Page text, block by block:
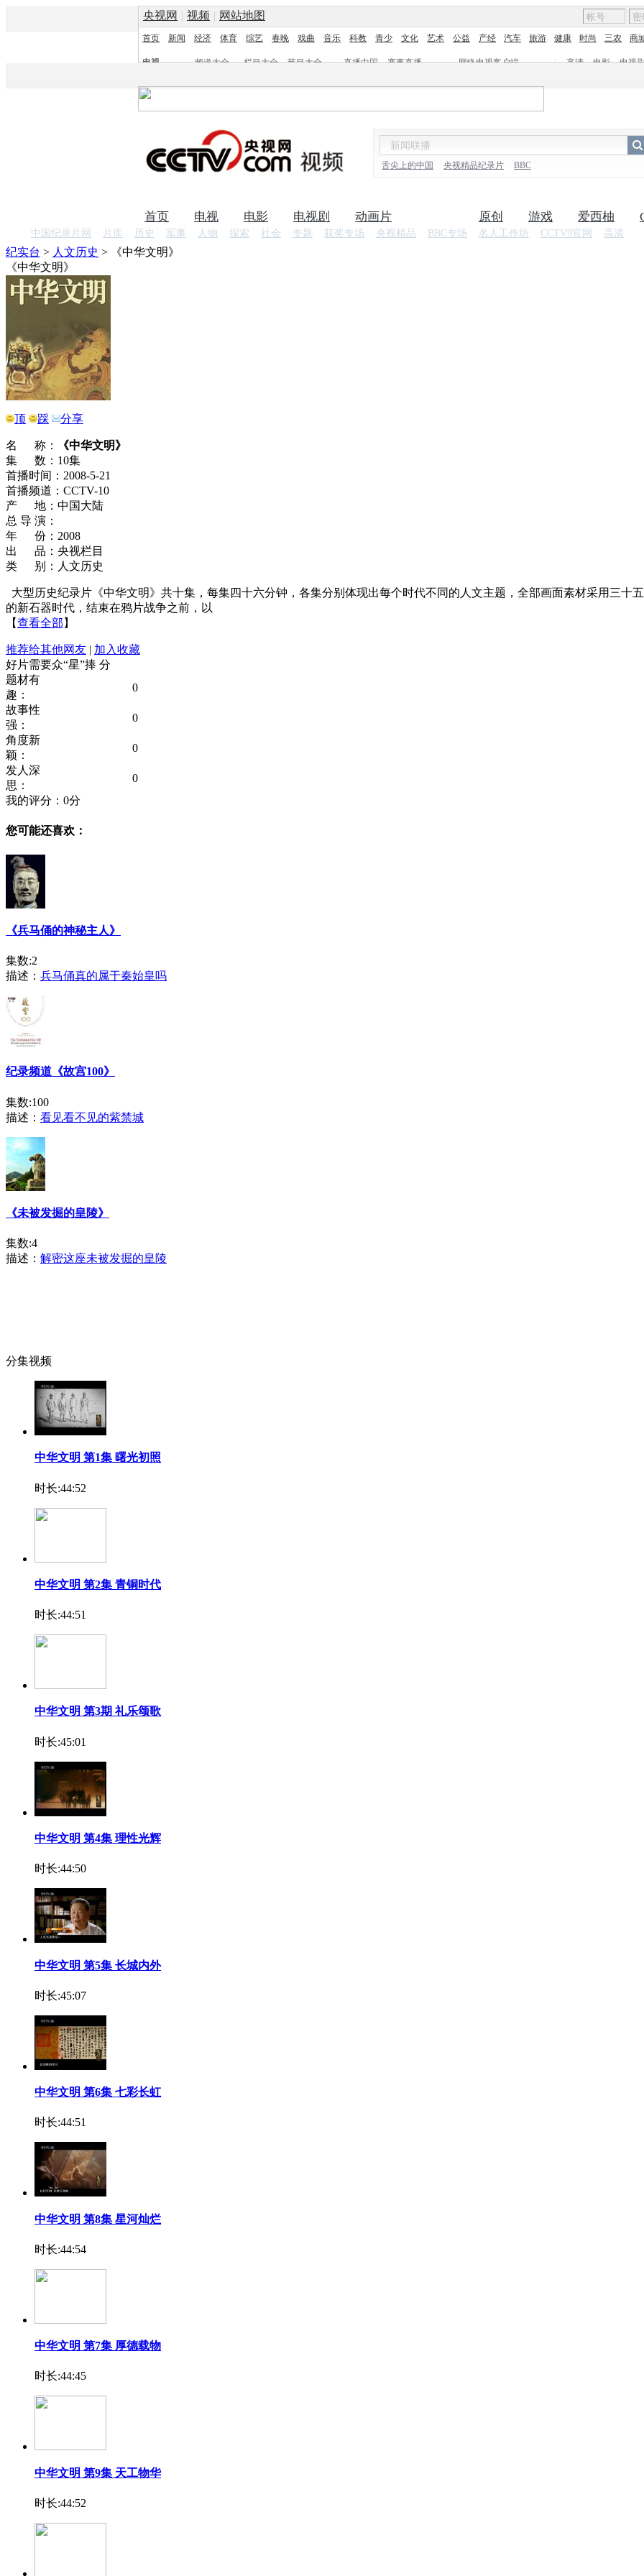
央视网 | 视频 | 网站地图
首页 新闻 经济 体育 综艺 春晚 戏曲 音乐 科教 青少 文化 艺术 公益 产经 汽车 旅游 健康 时尚 三农 商
电视 频道大全 栏目大全 节目大全 直播中国 赛事直播 网络电视客户端 | 高清 电影
电视
舌尖上的中国 央视精品纪录片 BBC
首页 电视 电影 电视剧 动画片
中国纪录片网 片库 历史 军事 人物 探索 社会 专题 获奖专场 央视精品 BBC专场 名人工作坊 CCTV9官网 高清
原创 游戏 爱西柚
纪实台 > 人文历史 >
《中华文明》
《中华文明》
顶 踩 分享
名 称：
《中华文明》
集 数：10集
首播时间：2008-5-21
首播频道：CCTV-10
产 地：中国大陆
总 导 演：
年 份：2008
出 品：央视栏目
类 别：人文历史
大型历史纪录片《中华文明》共十集，每集四十六分钟，各集分别体现出每个时代不同的人文主题，全部画面素材采用三十
的新石器时代，结束在鸦片战争之前，以
【查看全部 】
推荐给其他网友 | 加入收藏
好片需要众“星”捧 分
题材有
趣：
0
故事性
强：
0
角度新
颖：
0
发人深
思：
0
我的评分： 0分
您可能还喜欢：
《兵马俑的神秘主人》
集数:2
描述： 兵马俑真的属于秦始皇吗
纪录频道《故宫100》
集数:100
描述： 看见看不见的紫禁城
《未被发掘的皇陵》
集数:4
描述： 解密这座未被发掘的皇陵
分集视频
中华文明 第1集 曙光初照
时长:44:52
中华文明 第2集 青铜时代
时长:44:51
中华文明 第3期 礼乐颂歌
时长:45:01
中华文明 第4集 理性光辉
时长:44:50
中华文明 第5集 长城内外
时长:45:07
中华文明 第6集 七彩长虹
时长:44:51
中华文明 第8集 星河灿烂
时长:44:54
中华文明 第7集 厚德载物
时长:44:45
中华文明 第9集 天工物华
时长:44:52